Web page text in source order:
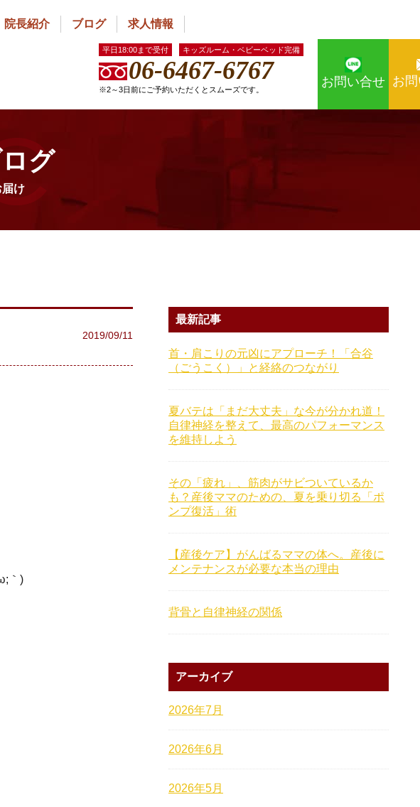
院長紹介 ブログ 求人情報
お
お問い合せ
平日18:00まで受付 キッズルーム・ベビーベッド完備
06-6467-6767
※2～3日前にご予約いただくとスムーズです。
グ
届け
2019/09/11
｀)
最新記事
首・肩こりの元凶にアプローチ！「合谷
（ごうこく）」と経絡のつながり
夏バテは「まだ大丈夫」な今が分かれ道！
自律神経を整えて、最高のパフォーマンス
を維持しよう
その「疲れ」、筋肉がサビついているか
も？産後ママのための、夏を乗り切る「ポ
ンプ復活」術
【産後ケア】がんばるママの体へ。産後に
メンテナンスが必要な本当の理由
背骨と自律神経の関係
アーカイブ
2026年7月
2026年6月
2026年5月